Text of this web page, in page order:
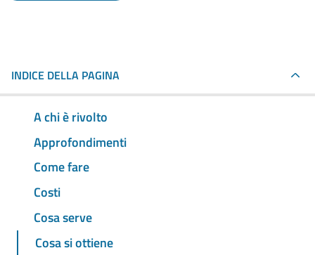
INDICE DELLA PAGINA
A chi è rivolto
Approfondimenti
Come fare
Costi
Cosa serve
Cosa si ottiene